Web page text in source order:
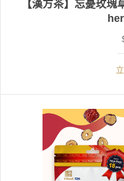
【漢方茶】忘憂玫